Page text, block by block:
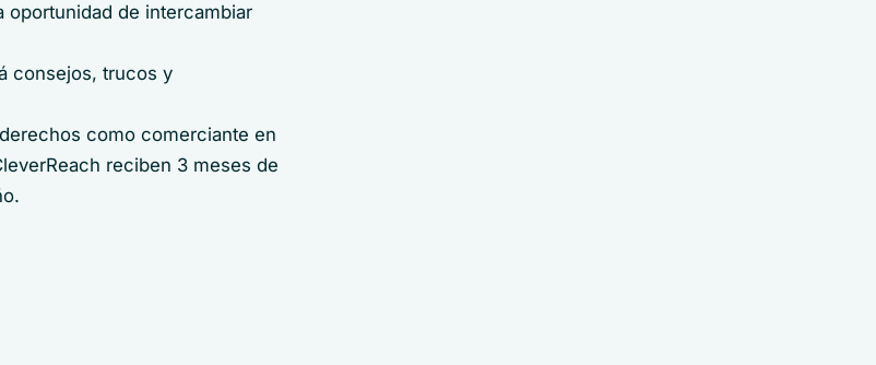
de intercambiar
consejos, trucos y
como comerciante en
reciben 3 meses de